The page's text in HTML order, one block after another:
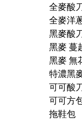
全麥酸
全麥洋
黑麥酸
黑麥 蔓
黑麥 無
特濃黑
可可酸
可可方
拖鞋包